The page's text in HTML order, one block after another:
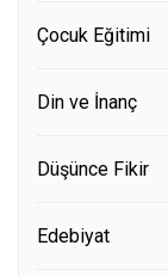
Çocuk Eğitimi
Din ve İnanç
Düşünce Fikir
Edebiyat